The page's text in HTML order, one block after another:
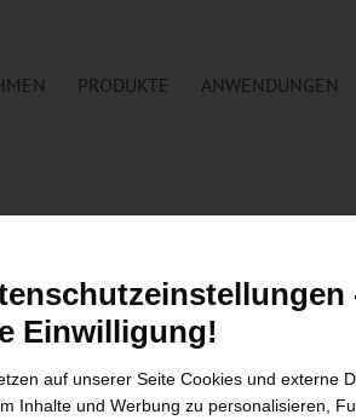
PRODUKTE ANWENDUNGEN
Einwilligung!
auf unserer Seite Cookies und externe
Inhalte und Werbung zu personalisieren,